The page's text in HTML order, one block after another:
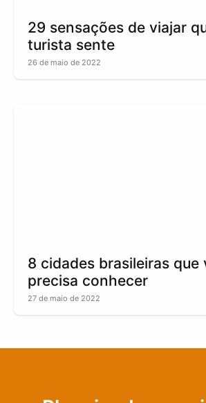
29 sensações de viajar
turista sente
26 de maio de 2022
8 cidades brasileiras que
precisa conhecer
27 de maio de 2022